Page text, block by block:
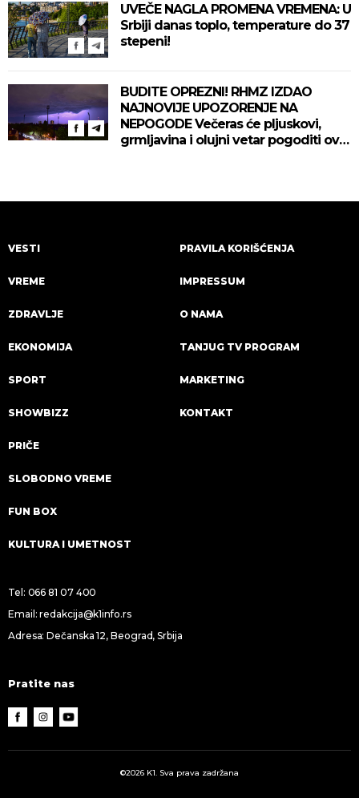
UVEČE NAGLA PROMENA VREMENA: U
Srbiji danas toplo, temperature do 37
stepeni!
BUDITE OPREZNI! RHMZ IZDAO
NAJNOVIJE UPOZORENJE NA
NEPOGODE Večeras će pljuskovi,
grmljavina i olujni vetar pogoditi ove
VESTI
VREME
ZDRAVLJE
EKONOMIJA
SPORT
SHOWBIZZ
PRIČE
SLOBODNO VREME
FUN BOX
KULTURA I UMETNOST
PRAVILA KORIŠĆENJA
IMPRESSUM
O NAMA
TANJUG TV PROGRAM
MARKETING
KONTAKT
Tel: 066 81 07 400
Email:redakcija@k1info.rs
Adresa: Dečanska 12, Beograd, Srbija
Pratite nas
©2026 K1. Sva prava zadržana